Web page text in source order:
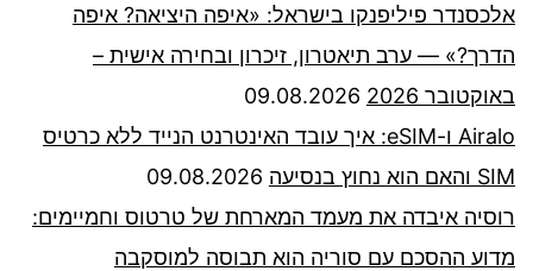
אלכסנדר פיליפנקו בישראל: «איפה היציאה? איפה
הדרך?» — ערב תיאטרון, זיכרון ובחירה אישית –
באוקטובר 2026
09.08.2026
Airalo ו-eSIM: איך עובד האינטרנט הנייד ללא כרטיס
SIM והאם הוא נחוץ בנסיעה
09.08.2026
רוסיה איבדה את מעמד המארחת של טרטוס וחמיימים:
מדוע ההסכם עם סוריה הוא תבוסה למוסקבה